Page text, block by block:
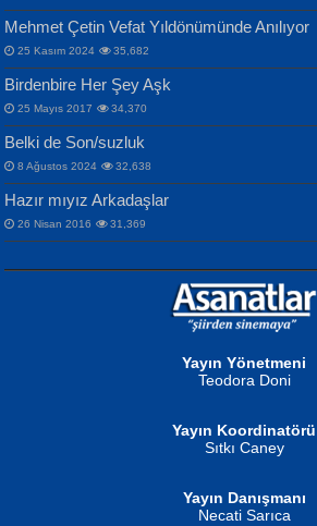
MAHMUT GÜRBÜZ
İbrahim Olmak ve Bitirebilmek...
NURAN KÖSE BAYDAR
Songül Özel
Mahzen...
Ben Deniz Değilim ki...
NAZIM HİKMET RAN
Bir Cezaevinde, Tecritteki Adamın
Mektupları...
Mehmet Çetin Vefat Yıldönümünde Anılıyor
25 Kasım 2024 35,682
Birdenbire Her Şey Aşk
25 Mayıs 2017 34,370
Belki de Son/suzluk
8 Ağustos 2024 32,638
Hazır mıyız Arkadaşlar
26 Nisan 2016 31,369
Yayın Yönetmeni
Teodora Doni
Yayın Koordinatörü
Sıtkı Caney
Yayın Danışmanı
Necati Sarıca